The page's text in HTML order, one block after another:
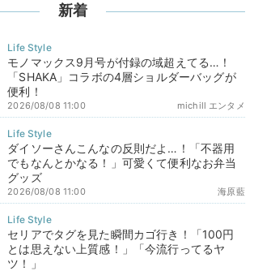
新着
モノマックス9月号が付録の域超えてる…！
「SHAKA」コラボの4層ショルダーバッグが
便利！
michill エンタメ
2026/08/08 11:00
ダイソーさんこんなの反則だよ…！「不器用
でもなんとかなる！」可愛くて便利なお弁当
グッズ
海原藍
2026/08/08 11:00
セリアでタグを見た瞬間カゴ行き！「100円
とは思えない上質感！」「今流行ってるヤ
ツ！」